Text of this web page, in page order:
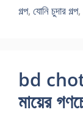
গল্প, যোনি চুদার গল্প,
bd choti
মায়ের